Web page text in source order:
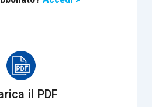
Tuttavia, il secondo
art. 4 individua tre cause di
come deroghe alla
infatti, non
il PDF